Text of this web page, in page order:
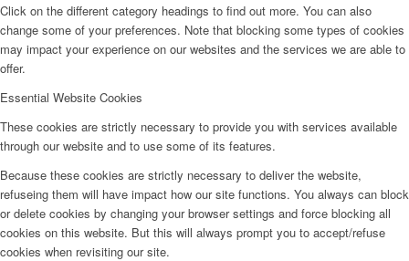
Click on the different category headings to find out more. You can also
change some of your preferences. Note that blocking some types of cookies
may impact your experience on our websites and the services we are able to
offer.
Essential Website Cookies
These cookies are strictly necessary to provide you with services available
through our website and to use some of its features.
Because these cookies are strictly necessary to deliver the website,
refuseing them will have impact how our site functions. You always can block
or delete cookies by changing your browser settings and force blocking all
cookies on this website. But this will always prompt you to accept/refuse
cookies when revisiting our site.